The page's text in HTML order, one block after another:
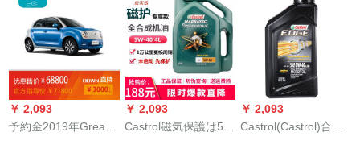
￥ 2,093
予約金2019年Great
￥ 2,093
Castrol磁気保護は5
￥ 2,093
Castrol(Castrol)合成